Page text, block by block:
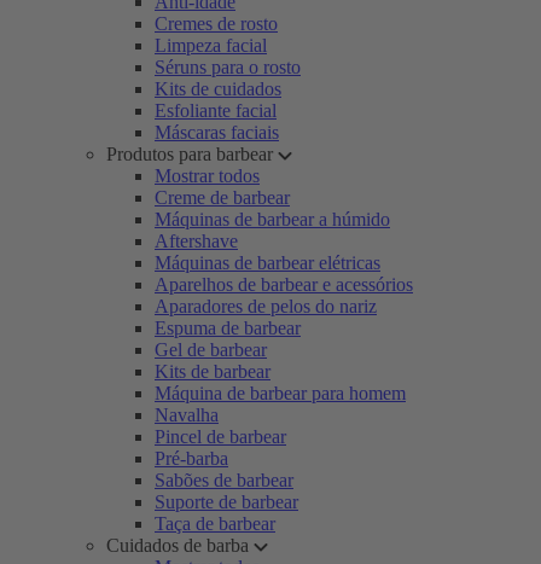
Cremes de rosto
Limpeza facial
Séruns para o rosto
Kits de cuidados
Esfoliante facial
Máscaras faciais
Produtos para barbear
Mostrar todos
Creme de barbear
Máquinas de barbear a húmido
Aftershave
Máquinas de barbear elétricas
Aparelhos de barbear e acessórios
Aparadores de pelos do nariz
Espuma de barbear
Gel de barbear
Kits de barbear
Máquina de barbear para homem
Navalha
Pincel de barbear
Pré-barba
Sabões de barbear
Suporte de barbear
Taça de barbear
Cuidados de barba